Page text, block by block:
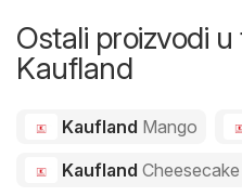
Ostali proizvodi
Kaufland
Kaufland Mango
Kaufland Cheesecake